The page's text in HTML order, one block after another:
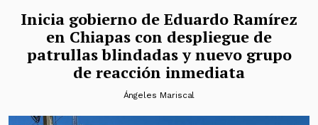
Inicia gobierno de Eduardo Ramírez
en Chiapas con despliegue de
patrullas blindadas y nuevo grupo
de reacción inmediata
Ángeles Mariscal